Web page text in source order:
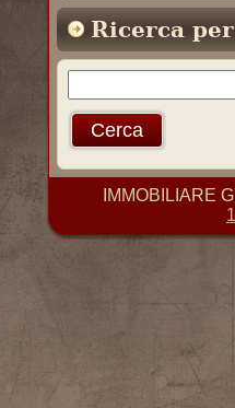
Ricerca
IMMOBILIARE